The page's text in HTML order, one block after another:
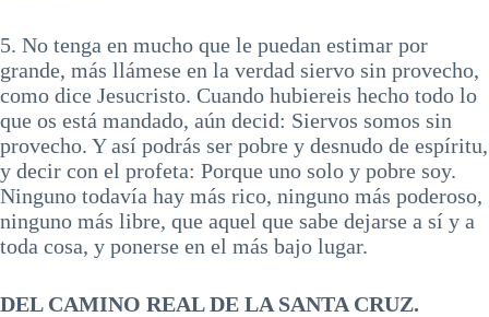
5. No tenga en mucho que le puedan estimar por
grande, más llámese en la verdad siervo sin provecho,
como dice Jesucristo. Cuando hubiereis hecho todo lo
que os está mandado, aún decid: Siervos somos sin
provecho. Y así podrás ser pobre y desnudo de espíritu,
y decir con el profeta: Porque uno solo y pobre soy.
Ninguno todavía hay más rico, ninguno más poderoso,
ninguno más libre, que aquel que sabe dejarse a sí y a
toda cosa, y ponerse en el más bajo lugar.
DEL CAMINO REAL DE LA SANTA CRUZ.